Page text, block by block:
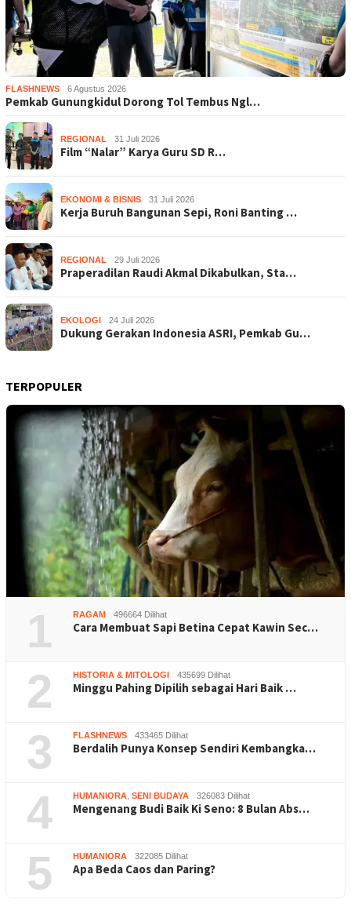
FLASHNEWS 6 Agustus 2026
Pemkab Gunungkidul Dorong Tol Tembus Ngl…
REGIONAL 31 Juli 2026
Film “Nalar” Karya Guru SD R…
EKONOMI & BISNIS 31 Juli 2026
Kerja Buruh Bangunan Sepi, Roni Banting …
REGIONAL 29 Juli 2026
Praperadilan Raudi Akmal Dikabulkan, Sta…
EKOLOGI 24 Juli 2026
Dukung Gerakan Indonesia ASRI, Pemkab Gu…
TERPOPULER
1 RAGAM 496664 Dilihat
Cara Membuat Sapi Betina Cepat Kawin Sec…
2 HISTORIA & MITOLOGI 435699 Dilihat
Minggu Pahing Dipilih sebagai Hari Baik …
3 FLASHNEWS 433465 Dilihat
Berdalih Punya Konsep Sendiri Kembangka…
4 HUMANIORA SENI BUDAYA 326083 Dilihat
Mengenang Budi Baik Ki Seno: 8 Bulan Abs…
5 HUMANIORA 322085 Dilihat
Apa Beda Caos dan Paring?